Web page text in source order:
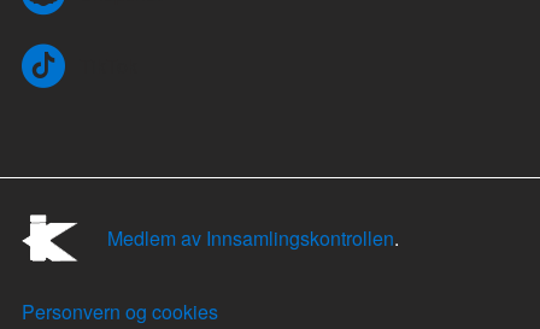
Medlem av Innsamlingskontrollen.
Personvern og cookies